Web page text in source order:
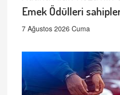
Emek Ödülleri
7 Ağustos 2026 Cuma